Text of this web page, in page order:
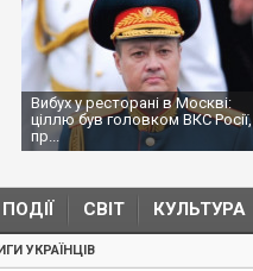
Вибух у ресторані в Москві:
ціллю був головком ВКС Росії,
пр...
СВІТ КУЛЬТУРА
УКРАЇНЦІВ